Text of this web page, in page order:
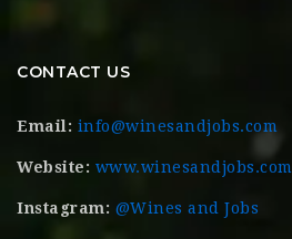
CONTACT US
Email: info@winesandjobs.com
Website: www.winesandjobs.com
Instagram: @Wines and Jobs